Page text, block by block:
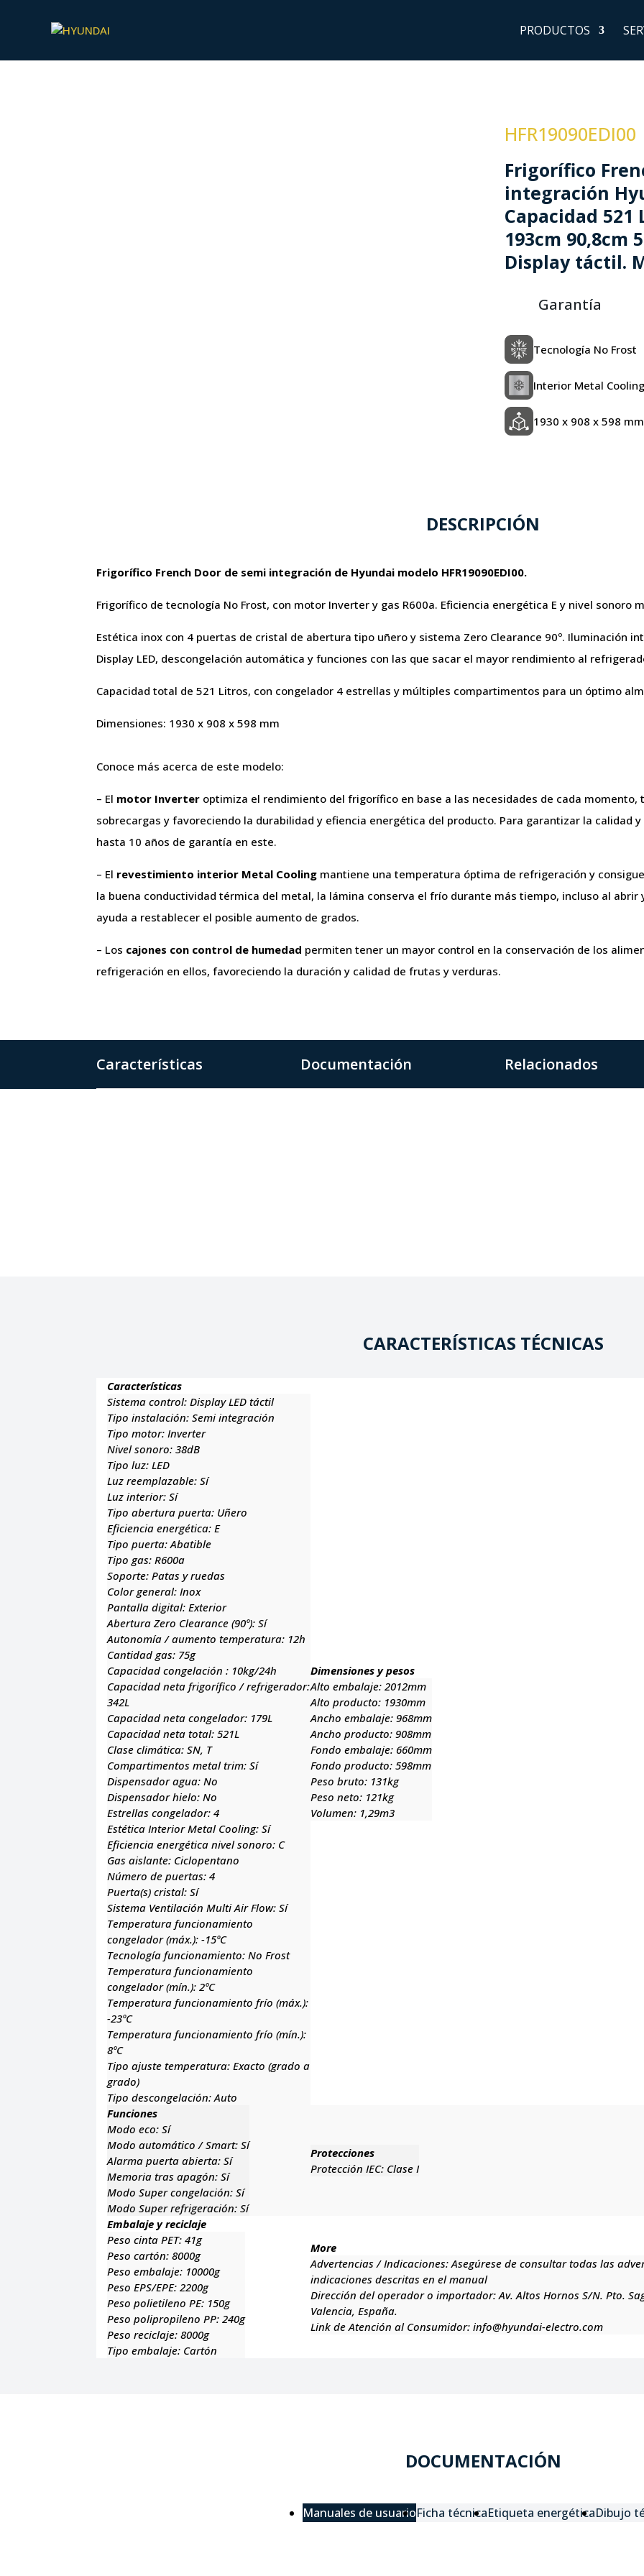
PRODUCTOS
HFR19090EDI00
Frigorífico
integración
Capacidad 521
193cm 90,8cm
Display táctil.
Garantía
Tecnología No Frost
Interior Metal Cooling
1930 x 908 x 598 mm
DESCRIPCIÓN
Frigorífico French Door de semi integración de Hyundai modelo HFR19090EDI00.
Frigorífico de tecnología No Frost, con motor Inverter y gas R600a. Eficiencia energética E y nivel sonoro
Estética inox con 4 puertas de cristal de abertura tipo uñero y sistema Zero Clearance 90º. Iluminación
Display LED, descongelación automática y funciones con las que sacar el mayor rendimiento al
Capacidad total de 521 Litros, con congelador 4 estrellas y múltiples compartimentos para un óptimo
Dimensiones: 1930 x 908 x 598 mm
Conoce más acerca de este modelo:
– El motor Inverter optimiza el rendimiento del frigorífico en base a las necesidades de cada
sobrecargas y favoreciendo la durabilidad y efiencia energética del producto. Para garantizar la calidad
hasta 10 años de garantía en este.
– El revestimiento interior Metal Cooling mantiene una temperatura óptima de refrigeración y
la buena conductividad térmica del metal, la lámina conserva el frío durante más tiempo, incluso al
ayuda a restablecer el posible aumento de grados.
– Los cajones con control de humedad permiten tener un mayor control en la conservación de los
refrigeración en ellos, favoreciendo la duración y calidad de frutas y verduras.
Características Documentación Relacionados
CARACTERÍSTICAS TÉCNICAS
Características
Sistema control:Display LED táctil
Tipo instalación:Semi integración
Tipo motor:Inverter
Nivel sonoro:38dB
Tipo luz:LED
Luz reemplazable:Sí
Luz interior:Sí
Tipo abertura puerta: Uñero
Eficiencia energética:E
Tipo puerta:Abatible
Tipo gas:R600a
Soporte:Patas y ruedas
Color general:Inox
Pantalla digital:Exterior
Abertura Zero Clearance (90º):Sí
Autonomía / aumento temperatura: 12h
Cantidad gas: 75g
Capacidad congelación : 10kg/24h
Capacidad neta frigorífico / refrigerador:
342L
Capacidad neta congelador: 179L
Capacidad neta total:521L
Clase climática:SN, T
Compartimentos metal trim:Sí
Dispensador agua:No
Dispensador hielo:No
Estrellas congelador:4
Estética Interior Metal Cooling:Sí
Eficiencia energética nivel sonoro: C
Gas aislante: Ciclopentano
Número de puertas:4
Puerta(s) cristal:Sí
Sistema Ventilación Multi Air Flow:Sí
Temperatura funcionamiento
congelador (máx.):-15ºC
Tecnología funcionamiento:No Frost
Temperatura funcionamiento
congelador (mín.):2ºC
Temperatura funcionamiento frío (máx.):
-23ºC
Temperatura funcionamiento frío (mín.):
8ºC
Tipo ajuste temperatura:Exacto (grado a
grado)
Tipo descongelación:Auto
Dimensiones y pesos
Alto embalaje:2012mm
Alto producto: 1930mm
Ancho embalaje:968mm
Ancho producto:908mm
Fondo embalaje: 660mm
Fondo producto:598mm
Peso bruto: 131kg
Peso neto: 121kg
Volumen: 1,29m3
Funciones
Modo eco:Sí
Modo automático / Smart:Sí
Alarma puerta abierta:Sí
Memoria tras apagón:Sí
Modo Super congelación:Sí
Modo Super refrigeración:Sí
Protecciones
Protección IEC: Clase I
Embalaje y reciclaje
Peso cinta PET:41g
Peso cartón:8000g
Peso embalaje: 10000g
Peso EPS/EPE:2200g
Peso polietileno PE: 150g
Peso polipropileno PP:240g
Peso reciclaje:8000g
Tipo embalaje: Cartón
More
Advertencias / Indicaciones:Asegúrese de consultar todas las
indicaciones descritas en el manual
Dirección del operador o importador:Av. Altos Hornos S/N. Pto.
Valencia, España.
Link de Atención al Consumidor:info@hyundai-electro.com
DOCUMENTACIÓN
Manuales de usuarioFicha técnicaEtiqueta energéticaDibujo